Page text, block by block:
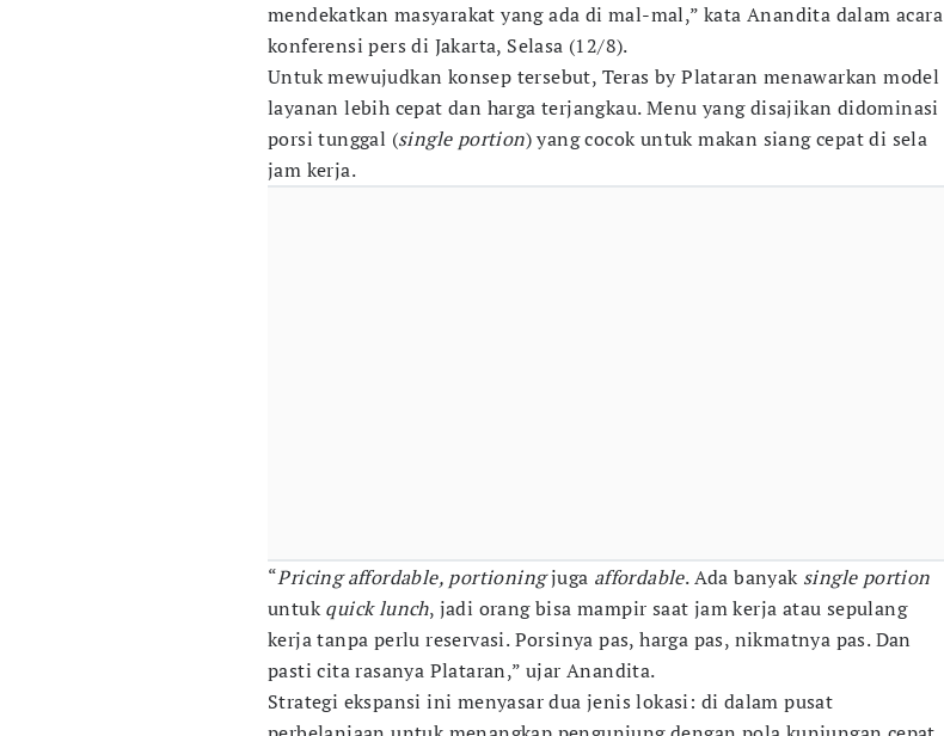
mendekatkan masyarakat yang ada di mal-mal,” kata Anandita dalam acara
konferensi pers di Jakarta, Selasa (12/8).
Untuk mewujudkan konsep tersebut, Teras by Plataran menawarkan model
layanan lebih cepat dan harga terjangkau. Menu yang disajikan didominasi
porsi tunggal (single portion) yang cocok untuk makan siang cepat di sela
jam kerja.
“Pricing affordable, portioningjuga affordable. Ada banyak single portion
untukquick lunch, jadi orang bisa mampir saat jam kerja atau sepulang
kerja tanpa perlu reservasi. Porsinya pas, harga pas, nikmatnya pas. Dan
pasti cita rasanya Plataran,” ujar Anandita.
Strategi ekspansi ini menyasar dua jenis lokasi: di dalam pusat